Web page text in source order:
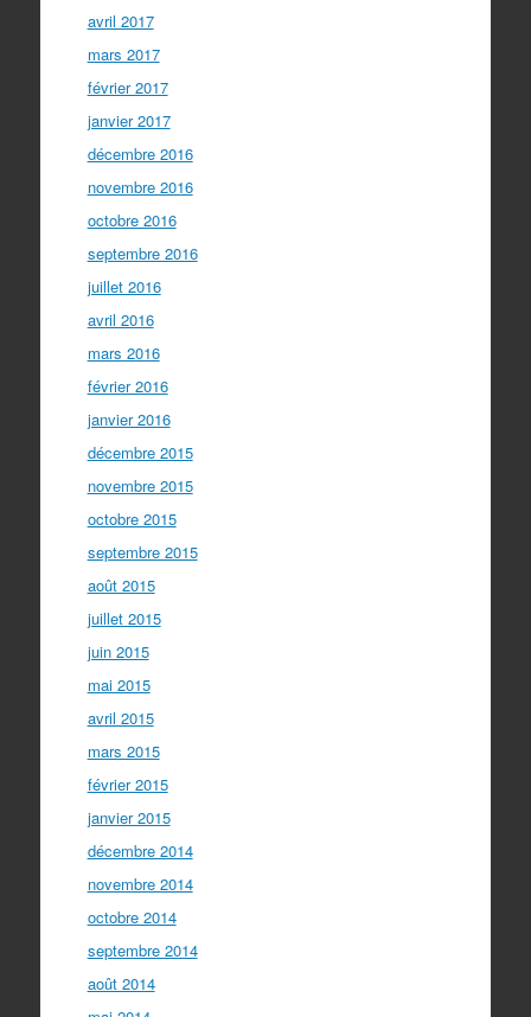
avril 2017
mars 2017
février 2017
janvier 2017
décembre 2016
novembre 2016
octobre 2016
septembre 2016
juillet 2016
avril 2016
mars 2016
février 2016
janvier 2016
décembre 2015
novembre 2015
octobre 2015
septembre 2015
août 2015
juillet 2015
juin 2015
mai 2015
avril 2015
mars 2015
février 2015
janvier 2015
décembre 2014
novembre 2014
octobre 2014
septembre 2014
août 2014